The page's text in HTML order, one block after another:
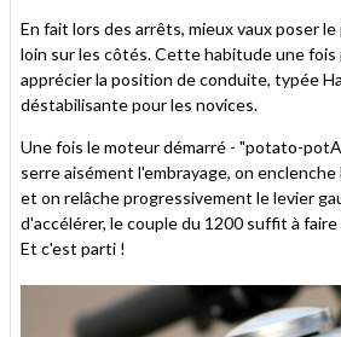
En fait lors des arrêts, mieux vaux poser
loin sur les côtés. Cette habitude une fois
apprécier la position de conduite, typée
déstabilisante pour les novices.
Une fois le moteur démarré - "potato-
serre aisément l'embrayage, on
et on relâche progressivement le levier
d'accélérer, le couple du 1200 suffit à
Et c'est parti !